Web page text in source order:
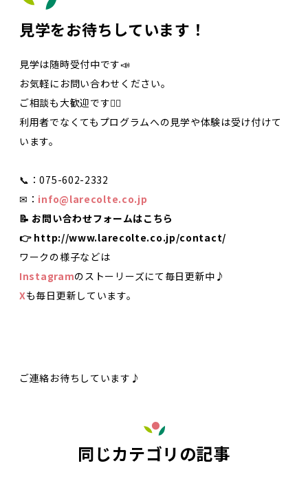
見学をお待ちしています！
見学は随時受付中です📣
お気軽にお問い合わせください。
ご相談も大歓迎です🙋‍♀️
利用者でなくてもプログラムへの見学や体験は受け付けて
います。
📞：075-602-2332
✉： info@larecolte.co.jp
📝 お問い合わせフォームはこちら
👉 http://www.larecolte.co.jp/contact/
ワークの様子などは
Instagramのストーリーズにて毎日更新中♪
Xも毎日更新しています。
ご連絡お待ちしています♪
同じカテゴリの記事